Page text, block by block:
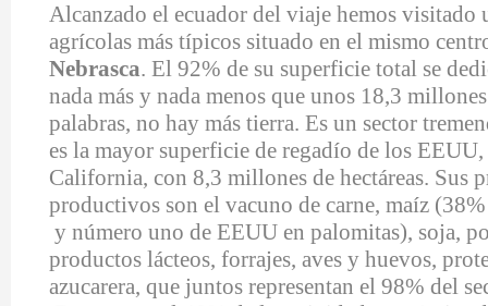
Alcanzado el ecuador del viaje hemos visitado
agrícolas más típicos situado en el mismo
Nebrasca. El 92% de su superficie total se
nada más y nada menos que unos 18,3
palabras, no hay más tierra. Es un sector
es la mayor superficie de regadío de los
California, con 8,3 millones de hectáreas. Sus
productivos son el vacuno de carne, maíz
y número uno de EEUU en palomitas), soja,
productos lácteos, forrajes, aves y huevos,
azucarera, que juntos representan el 98% del